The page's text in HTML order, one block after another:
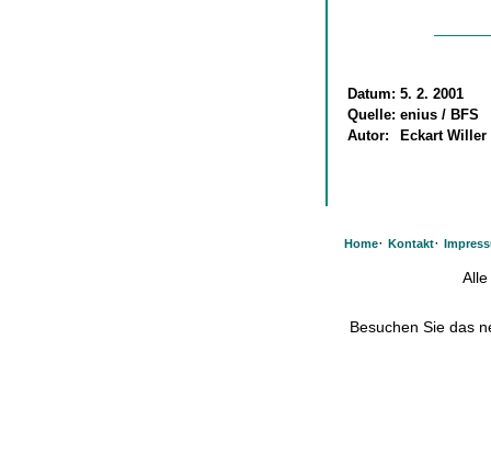
Datum: 5. 2. 2001
Quelle: enius / BFS
Autor:
Eckart Willer
Home· Kontakt·
Besuchen Sie das